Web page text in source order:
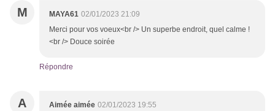
M MAYA61 02/01/2023 21:09
Merci pour vos voeux<br /> Un superbe endroit, quel calme !
<br /> Douce soirée
Répondre
A Aimée aimée 02/01/2023 19:55